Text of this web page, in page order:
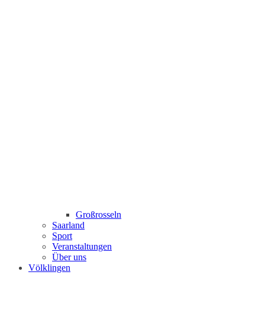
Großrosseln
Saarland
Sport
Veranstaltungen
Über uns
Völklingen